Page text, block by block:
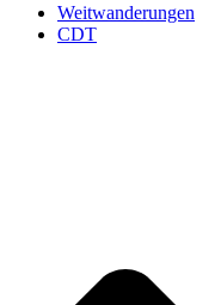
Weitwanderungen
CDT